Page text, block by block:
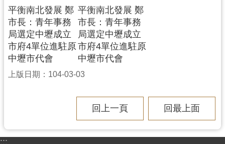
網
站
資
料
開
宣
平衡南北發展 鄭
市長：青年事務
局選定中壢成立
市府4單位進駐原
中壢市代會
平衡南北發展 鄭
市長：青年事務
局選定中壢成立
市府4單位進駐原
中壢市代會
上版日期：104-03-03
回上一頁 回最上面
:::